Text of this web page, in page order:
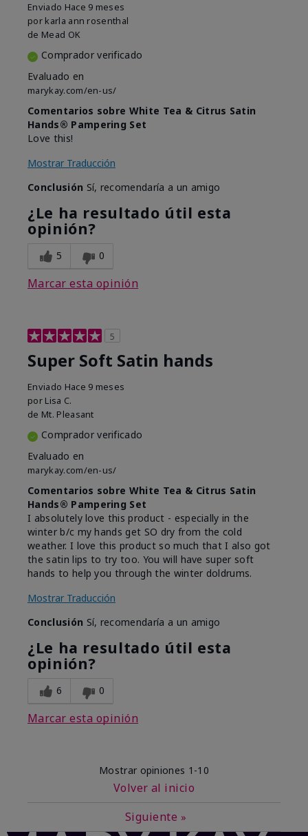
Enviado Hace 9 meses
por karla ann rosenthal
de Mead OK
Comprador verificado
Evaluado en
marykay.com/en-us/
Comentarios sobre White Tea & Citrus Satin
Hands® Pampering Set
Love this!
Mostrar Traducción
Conclusión Sí, recomendaría a un amigo
¿Le ha resultado útil esta
opinión?
5 0
Marcar esta opinión
5
Super Soft Satin hands
Enviado Hace 9 meses
por Lisa C.
de Mt. Pleasant
Comprador verificado
Evaluado en
marykay.com/en-us/
Comentarios sobre White Tea & Citrus Satin
Hands® Pampering Set
I absolutely love this product - especially in the
winter b/c my hands get SO dry from the cold
weather. I love this product so much that I also got
the satin lips to try too. You will have super soft
hands to help you through the winter doldrums.
Mostrar Traducción
Conclusión Sí, recomendaría a un amigo
¿Le ha resultado útil esta
opinión?
6 0
Marcar esta opinión
Mostrar opiniones 1-10
Volver al inicio
Siguiente »